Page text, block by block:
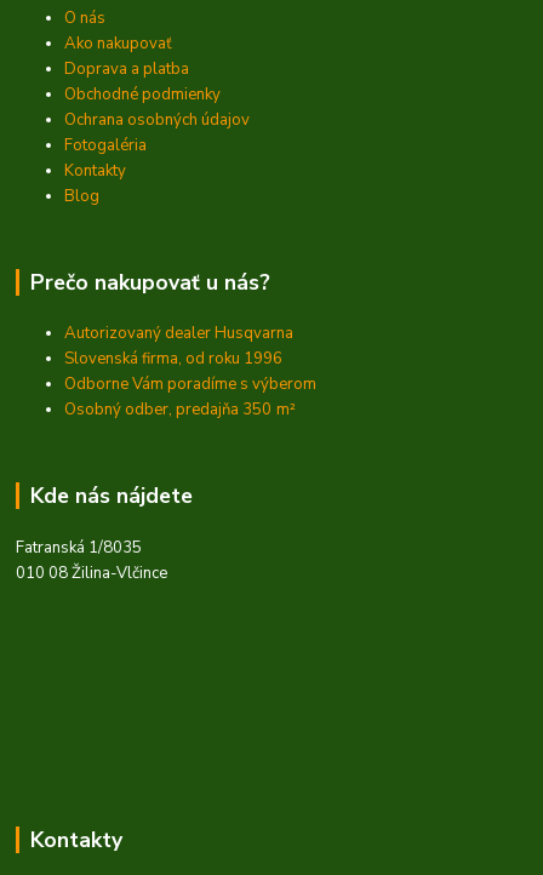
O nás
Ako nakupovať
Doprava a platba
Obchodné podmienky
Ochrana osobných údajov
Fotogaléria
Kontakty
Blog
Prečo nakupovať u nás?
Autorizovaný dealer Husqvarna
Slovenská firma, od roku 1996
Odborne Vám poradíme s výberom
Osobný odber, predajňa 350 m²
Kde nás nájdete
Fatranská 1/8035
010 08 Žilina-Vlčince
Kontakty